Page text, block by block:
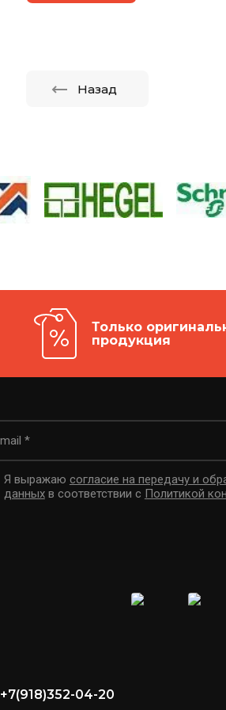
Назад
Только
продукция
Я выражаю согласие на передачу и
данныхв соответствии с Политикой
+7(918)352-04-20